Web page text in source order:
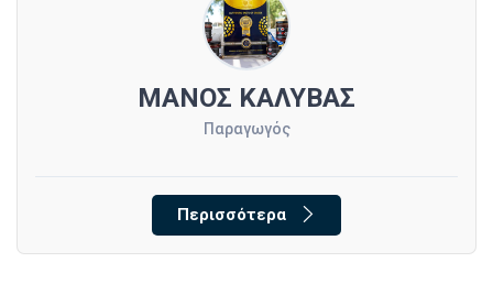
ΜΑΝΟΣ ΚΑΛΥΒΑΣ
Παραγωγός
Περισσότερα